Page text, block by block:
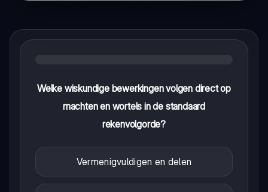
Welke wiskundige bewerkingen volgen direct op
machten en wortels in de standaard
rekenvolgorde?
Vermenigvuldigen en delen